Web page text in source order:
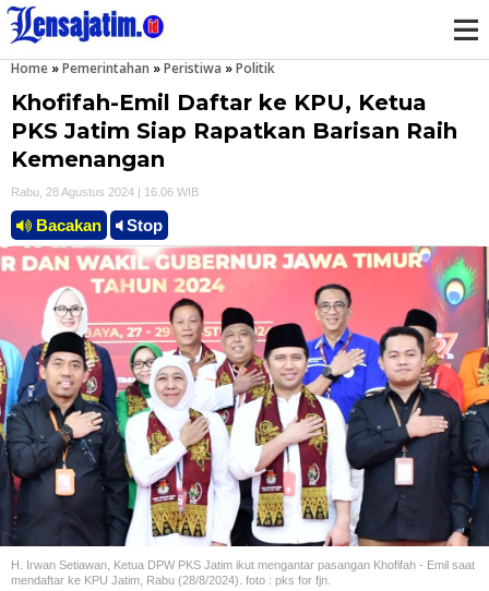
e
Home »Pemerintahan »Peristiwa »Politik
Khofifah-Emil Daftar ke KPU, Ketua
PKS Jatim Siap Rapatkan Barisan Raih
Kemenangan
Rabu, 28 Agustus 2024 | 16.06 WIB
Bacakan Stop
H. Irwan Setiawan, Ketua DPW PKS Jatim ikut mengantar pasangan Khofifah - Emil saat
mendaftar ke KPU Jatim, Rabu (28/8/2024). foto : pks for fjn.